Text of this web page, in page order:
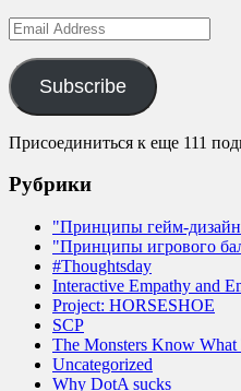
Email
Address
Subscribe
Присоединиться к еще 111
Рубрики
"Принципы гейм-
"Принципы игрового
#Thoughtsday
Interactive Empathy and
Project: HORSESHOE
SCP
The Monsters Know What
Uncategorized
Why DotA sucks